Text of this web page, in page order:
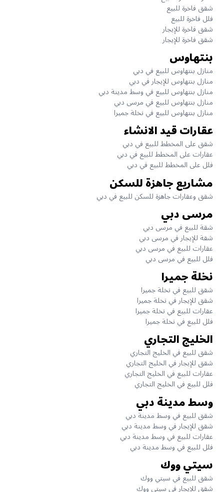
شقق فاخرة للبيع
فلل فاخرة للبيع
شقق فاخرة للإيجار
شقق فاخرة للإيجار
بنتهاوس
منازل بنتهاوس للبيع في دبي
منازل بنتهاوس للإيجار في دبي
منازل بنتهاوس للبيع في وسط مدينة دبي
منازل بنتهاوس للبيع في مرسى دبي
منازل بنتهاوس للبيع في نخلة جميرا
عقارات قيد الانشاء
شقق على المخطط للبيع في دبي
عقارات على المخطط للبيع في دبي
فلل على المخطط للبيع في دبي
مشاريع جاهزة للسكن
شقق وعقارات جاهزة للسكن للبيع في دبي
مرسى دبي
شقة للبيع في مرسى دبي
شقة للإيجار في مرسى دبي
عقارات للبيع في مرسى دبي
فلل للبيع في مرسى دبي
نخلة جميرا
شقق للبيع في نخلة جميرا
شقق للإيجار في نخلة جميرا
عقارات للبيع في نخلة جميرا
فلل للبيع في نخلة جميرا
الخليج التجاري
شقق للبيع في الخليج التجاري
شقق للإيجار في الخليج التجاري
عقارات للبيع في الخليج التجاري
فلل للبيع في الخليج التجاري
وسط مدينة دبي
شقق للبيع في وسط مدينة دبي
شقق للإيجار في وسط مدينة دبي
عقارات للبيع في وسط مدينة دبي
فلل للبيع في وسط مدينة دبي
سيتي ووك
شقق للبيع في سيتي ووك
شقق للإيجار في سيتي ووك